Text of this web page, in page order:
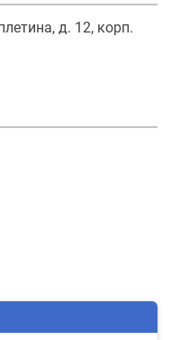
д. 12, корп.